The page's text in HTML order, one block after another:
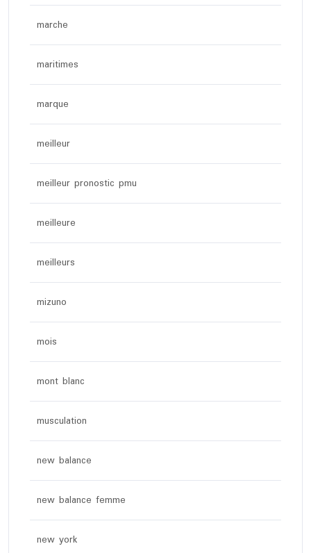
marche
maritimes
marque
meilleur
meilleur pronostic pmu
meilleure
meilleurs
mizuno
mois
mont blanc
musculation
new balance
new balance femme
new york